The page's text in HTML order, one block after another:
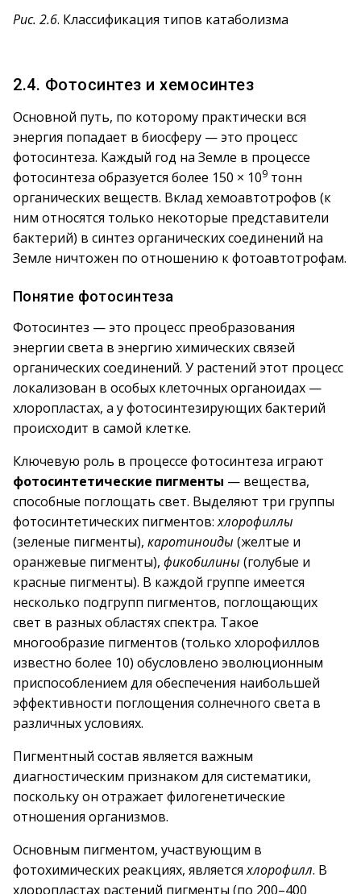
Рис. 2.6. Классификация типов катаболизма
2.4. Фотосинтез и хемосинтез
Основной путь, по которому практически вся
энергия попадает в биосферу — это процесс
фотосинтеза. Каждый год на Земле в процессе
фотосинтеза образуется более 150 × 109 тонн
органических веществ. Вклад хемоавтотрофов (к
ним относятся только некоторые представители
бактерий) в синтез органических соединений на
Земле ничтожен по отношению к фотоавтотрофам.
Понятие фотосинтеза
Фотосинтез — это процесс преобразования
энергии света в энергию химических связей
органических соединений. У растений этот процесс
локализован в особых клеточных органоидах —
хлоропластах, а у фотосинтезирующих бактерий
происходит в самой клетке.
Ключевую роль в процессе фотосинтеза играют
фотосинтетические пигменты — вещества,
способные поглощать свет. Выделяют три группы
фотосинтетических пигментов:хлорофиллы
(зеленые пигменты), каротиноиды (желтые и
оранжевые пигменты), фикобилины (голубые и
красные пигменты). В каждой группе имеется
несколько подгрупп пигментов, поглощающих
свет в разных областях спектра. Такое
многообразие пигментов (только хлорофиллов
известно более 10) обусловлено эволюционным
приспособлением для обеспечения наибольшей
эффективности поглощения солнечного света в
различных условиях.
Пигментный состав является важным
диагностическим признаком для систематики,
поскольку он отражает филогенетические
отношения организмов.
Основным пигментом, участвующим в
фотохимических реакциях, являетсяхлорофилл. В
хлоропластах растений пигменты (по 200–400